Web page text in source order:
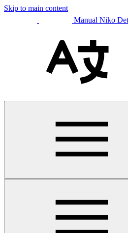
Skip to main content
Manual Niko